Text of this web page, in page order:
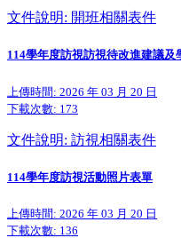
文件說明: 開班相關表件
114學年度訪視訪視待改進建議及
上傳時間: 2026 年 03 月 20 日
下載次數: 173
文件說明: 訪視相關表件
114學年度訪視活動照片表單
上傳時間: 2026 年 03 月 20 日
下載次數: 136